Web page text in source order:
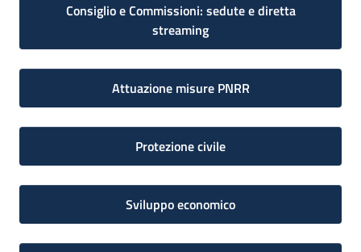
Consiglio e Commissioni: sedute e diretta
streaming
Attuazione misure PNRR
Protezione civile
Sviluppo economico